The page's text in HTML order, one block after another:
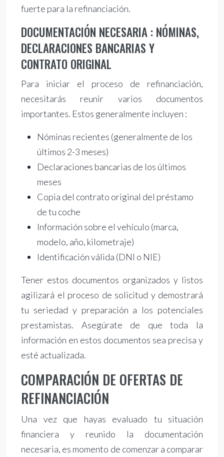
fuerte para la refinanciación.
DOCUMENTACIÓN NECESARIA : NÓMINAS,
DECLARACIONES BANCARIAS Y
CONTRATO ORIGINAL
Para iniciar el proceso de refinanciación,
necesitarás reunir varios documentos
importantes. Estos generalmente incluyen :
Nóminas recientes (generalmente de los
últimos 2-3 meses)
Declaraciones bancarias de los últimos
meses
Copia del contrato original del préstamo
de tu coche
Información sobre el vehículo (marca,
modelo, año, kilometraje)
Identificación válida (DNI o NIE)
Tener estos documentos organizados y listos
agilizará el proceso de solicitud y demostrará
tu seriedad y preparación a los potenciales
prestamistas. Asegúrate de que toda la
información en estos documentos sea precisa y
esté actualizada.
COMPARACIÓN DE OFERTAS DE
REFINANCIACIÓN
Una vez que hayas evaluado tu situación
financiera y reunido la documentación
necesaria, es momento de comenzar a comparar